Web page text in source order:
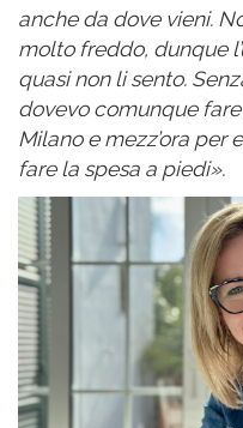
anche da dove vieni.
molto freddo, dunque
quasi non li sento.
dovevo comunque fare
Milano e mezz’ora per
fare la spesa a piedi».